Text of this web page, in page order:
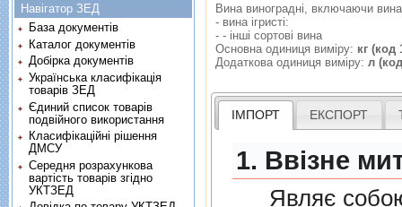
Вина винограднi, включаючи
- вина iгристi:
- - iншi сортовi вина
Основна одиниця виміру: кг (код
Додаткова одиниця виміру: л
ІМПОРТ ЕКСПОРТ
1. Ввізне
Являє собою
Навігатор ЗЕД
База документів
Каталог документів
Добірка документів
Українська класифікація
товарів ЗЕД
Єдиний список товарів
подвійного використання
Класифікаційні рішення
ДМСУ
Середня розрахункова
вартість товарів згідно
УКТЗЕД